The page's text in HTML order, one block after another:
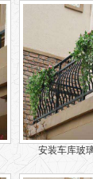
安装车库玻